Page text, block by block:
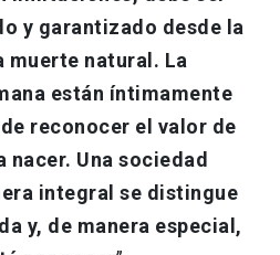
y garantizado desde la
muerte natural. La
están íntimamente
reconocer el valor de
nacer. Una sociedad
integral se distingue
y, de manera especial,